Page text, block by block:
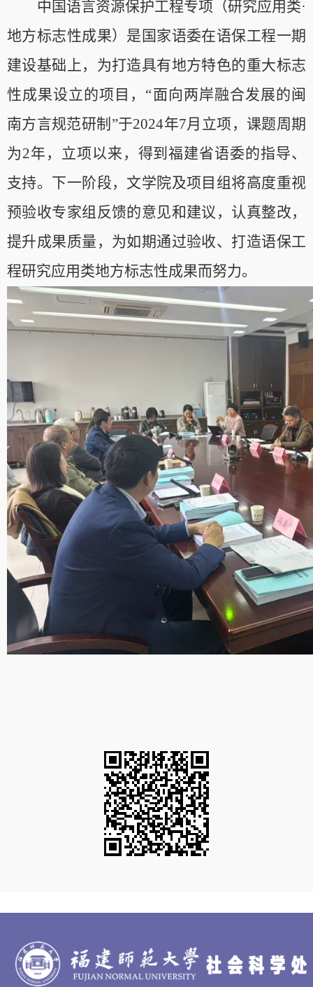
中国语言资源保护工程专项（研究应用类·
地方标志性成果）是国家语委在语保工程一期
建设基础上，为打造具有地方特色的重大标志
性成果设立的项目，“面向两岸融合发展的闽
南方言规范研制”于2024年7月立项，课题周期
为2年，立项以来，得到福建省语委的指导、
支持。下一阶段，文学院及项目组将高度重视
预验收专家组反馈的意见和建议，认真整改，
提升成果质量，为如期通过验收、打造语保工
程研究应用类地方标志性成果而努力。